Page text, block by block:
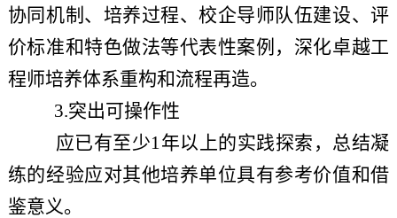
协同机制、培养过程、校企导师队伍建设、评
价标准和特色做法等代表性案例，深化卓越工
程师培养体系重构和流程再造。
3.突出可操作性
应已有至少1年以上的实践探索，总结凝
练的经验应对其他培养单位具有参考价值和借
鉴意义。